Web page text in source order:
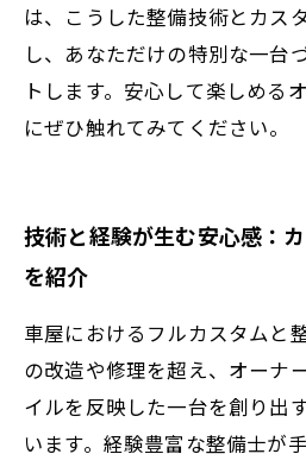
は、こうした整備技術とカス
し、あなただけの特別な一台
トします。安心して楽しめる
にぜひ触れてみてください。
技術と経験が生む安心感：
を紹介
車屋におけるフルカスタムと
の改造や修理を超え、オーナ
イルを反映した一台を創り出
います。経験豊富な整備士が